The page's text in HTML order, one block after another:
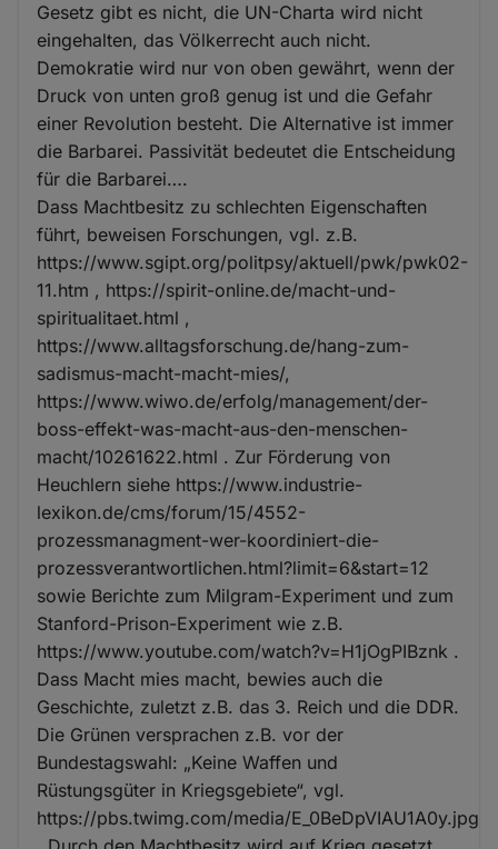
Gesetz gibt es nicht, die UN-Charta wird nicht
eingehalten, das Völkerrecht auch nicht.
Demokratie wird nur von oben gewährt, wenn der
Druck von unten groß genug ist und die Gefahr
einer Revolution besteht. Die Alternative ist immer
die Barbarei. Passivität bedeutet die Entscheidung
für die Barbarei….
Dass Machtbesitz zu schlechten Eigenschaften
führt, beweisen Forschungen, vgl. z.B.
https://www.sgipt.org/politpsy/aktuell/pwk/pwk02-
11.htm , https://spirit-online.de/macht-und-
spiritualitaet.html ,
https://www.alltagsforschung.de/hang-zum-
sadismus-macht-macht-mies/,
https://www.wiwo.de/erfolg/management/der-
boss-effekt-was-macht-aus-den-menschen-
macht/10261622.html . Zur Förderung von
Heuchlern siehe https://www.industrie-
lexikon.de/cms/forum/15/4552-
prozessmanagment-wer-koordiniert-die-
prozessverantwortlichen.html?limit=6&start=12
sowie Berichte zum Milgram-Experiment und zum
Stanford-Prison-Experiment wie z.B.
https://www.youtube.com/watch?v=H1jOgPIBznk .
Dass Macht mies macht, bewies auch die
Geschichte, zuletzt z.B. das 3. Reich und die DDR.
Die Grünen versprachen z.B. vor der
Bundestagswahl: „Keine Waffen und
Rüstungsgüter in Kriegsgebiete“, vgl.
https://pbs.twimg.com/media/E_0BeDpVIAU1A0y.jpg